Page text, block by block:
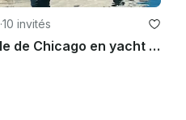
·10 invités
Découvrez le centre-ville de Chicago en yacht Cruisers Y3375 Express